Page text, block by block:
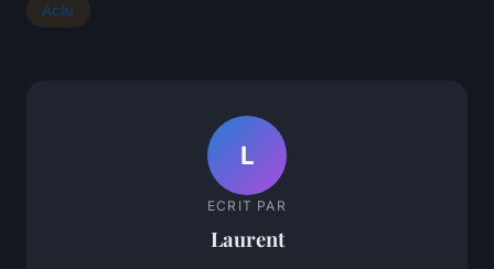
Actu
L
ECRIT PAR
Laurent